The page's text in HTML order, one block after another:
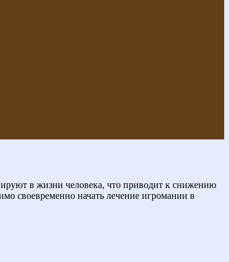
в жизни человека, что приводит к снижению
своевременно начать лечение игромании в